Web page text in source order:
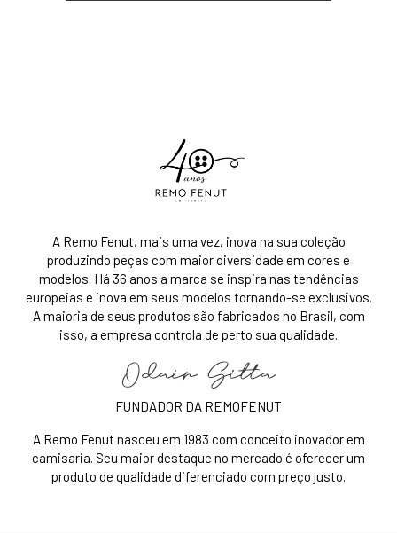
A Remo Fenut, mais uma vez, inova na sua coleção
produzindo peças com maior diversidade em cores e
modelos. Há 36 anos a marca se inspira nas tendências
europeias e inova em seus modelos tornando-se exclusivos.
A maioria de seus produtos são fabricados no Brasil, com
isso, a empresa controla de perto sua qualidade.
FUNDADOR DA REMOFENUT
A Remo Fenut nasceu em 1983 com conceito inovador em
camisaria. Seu maior destaque no mercado é oferecer um
produto de qualidade diferenciado com preço justo.